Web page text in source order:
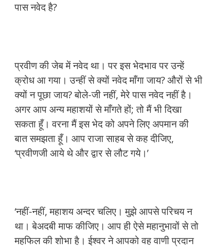
पास नवेद है?
प्रवीण की जेब में नवेद था। पर इस भेदभाव पर उन्हें
क्रोध आ गया। उन्हीं से क्यों नवेद माँगा जाय? औरों से भी
क्यों न पूछा जाय? बोले-जी नहीं, मेरे पास नवेद नहीं है।
अगर आप अन्य महाशयों से माँगते हों; तो मैं भी दिखा
सकता हूँ। वरना मैं इस भेद को अपने लिए अपमान की
बात समझता हूँ। आप राजा साहब से कह दीजिए,
‘प्रवीणजी आये थे और द्वार से लौट गये।’
‘नहीं-नहीं, महाशय अन्दर चलिए। मुझे आपसे परिचय न
था। बेअदबी माफ कीजिए। आप ही ऐसे महानुभावों से तो
महफिल की शोभा है। ईश्वर ने आपको वह वाणी प्रदान